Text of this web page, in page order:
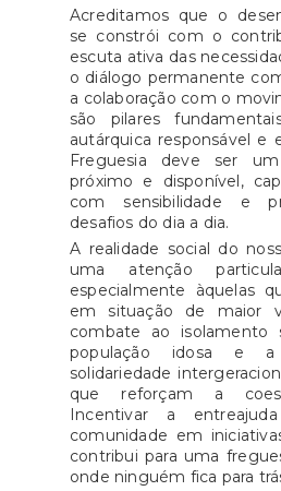
Acreditamos que o
se constrói com o
escuta ativa das
o diálogo permanente
a colaboração com o
são pilares
autárquica responsável e
Freguesia deve ser
próximo e disponível,
com sensibilidade e
desafios do dia a dia.
A realidade social do
uma atenção
especialmente àquelas
em situação de maior
combate ao isolamento
população idosa e
solidariedade
que reforçam a
Incentivar a
comunidade em
contribui para uma
onde ninguém fica para